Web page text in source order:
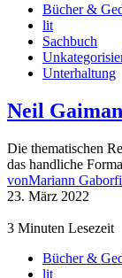
Bücher &
lit
Sachbuch
Unterhaltung
Neil
Die thematischen
das handliche
vonMariann Gaborfi
23. März 2022
3 Minuten Lesezeit
Bücher &
lit